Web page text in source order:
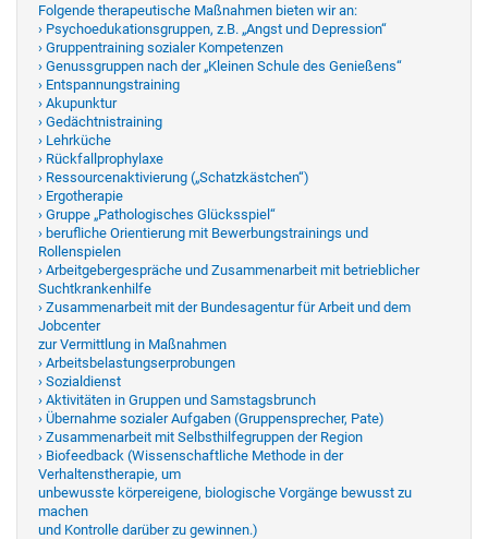
Folgende therapeutische Maßnahmen bieten wir an:
› Psychoedukationsgruppen, z.B. „Angst und Depression“
› Gruppentraining sozialer Kompetenzen
› Genussgruppen nach der „Kleinen Schule des Genießens“
› Entspannungstraining
› Akupunktur
› Gedächtnistraining
› Lehrküche
› Rückfallprophylaxe
› Ressourcenaktivierung („Schatzkästchen“)
› Ergotherapie
› Gruppe „Pathologisches Glücksspiel“
› berufliche Orientierung mit Bewerbungstrainings und
Rollenspielen
› Arbeitgebergespräche und Zusammenarbeit mit betrieblicher
Suchtkrankenhilfe
› Zusammenarbeit mit der Bundesagentur für Arbeit und dem
Jobcenter
zur Vermittlung in Maßnahmen
› Arbeitsbelastungserprobungen
› Sozialdienst
› Aktivitäten in Gruppen und Samstagsbrunch
› Übernahme sozialer Aufgaben (Gruppensprecher, Pate)
› Zusammenarbeit mit Selbsthilfegruppen der Region
› Biofeedback (Wissenschaftliche Methode in der
Verhaltenstherapie, um
unbewusste körpereigene, biologische Vorgänge bewusst zu
machen
und Kontrolle darüber zu gewinnen.)